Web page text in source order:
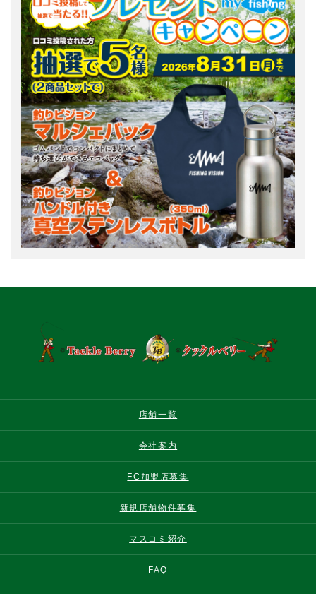
店舗一覧
会社案内
FC加盟店募集
新規店舗物件募集
マスコミ紹介
FAQ